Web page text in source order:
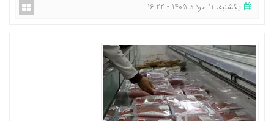
یکشنبه، 11 مرداد 1405 - 16:22